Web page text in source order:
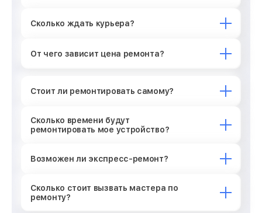
Сколько ждать курьера?
От чего зависит цена ремонта?
Стоит ли ремонтировать самому?
Сколько времени будут
ремонтировать мое устройство?
Возможен ли экспресс-ремонт?
Сколько стоит вызвать мастера по
ремонту?